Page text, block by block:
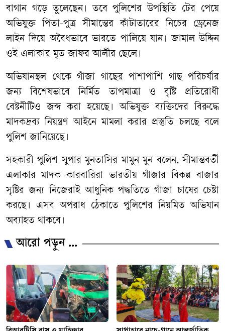
বাগান গড়ে তুলেছেন। তবে পুলিশের উপস্থিতি টের পেয়ে
অভিযুক্ত পিতা-পুত্র সীমান্তের কাঁটাতারের নিচের ড্রেনেজ
লাইন দিয়ে অবৈধভাবে ভারতে পালিয়ে যান। জামাল উদ্দিন
ওই এলাকার মৃত জাফর আলীর ছেলে।
অভিযানস্থল থেকে গাঁজা গাছের পাশাপাশি গাছ পরিচর্যার
জন্য বিশেষভাবে নির্মিত তাপমাত্রা ও বৃষ্টি প্রতিরোধী
বেষ্টনীটিও জব্দ করা হয়েছে। অভিযুক্ত ব্যক্তিদের বিরুদ্ধে
মাদকদ্রব্য নিয়ন্ত্রণ আইনে মামলা করার প্রস্তুতি চলছে বলে
পুলিশ জানিয়েছে।
সহকারী পুলিশ সুপার মুনতাসির মামুন মুন বলেন, সীমান্তবর্তী
এলাকার মাদক কারবারিরা ভারতীয় গাঁজার বিকল্প বাজার
সৃষ্টির জন্য নিজেরাই আধুনিক পদ্ধতিতে গাঁজা চাষের চেষ্টা
করছে। এসব অপরাধ ঠেকাতে পুলিশের নিয়মিত অভিযান
অব্যাহত থাকবে।
আরো পড়ুন ...